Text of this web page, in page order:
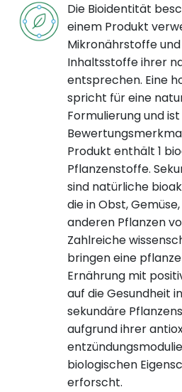
Die Bioidentität
einem Produkt
Mikronährstoffe
Inhaltsstoffe ihrer
entsprechen. Eine
spricht für eine
Formulierung und
Produkt enthält 1
Pflanzenstoffe.
sind natürliche
die in Obst,
anderen Pflanzen
Zahlreiche
bringen eine
Ernährung mit
auf die Gesundheit
sekundäre
aufgrund ihrer
biologischen
erforscht.